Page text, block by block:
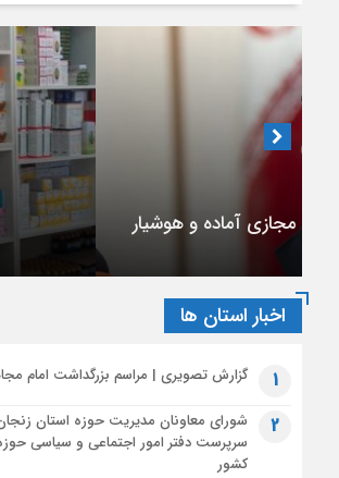
متن کامل پیام آیت‌الله اعرافی مدیر حوزه های
مناسبت فرا رسیدن ماه محرم الحرام
1 ماه قبل
بیانیه آیت‌الله محمود رجبی دربارۀ «مذاکرات
و تفاهم‌نامۀ آتش بس»
تشریح محورهای عملیات تبلیغ محرم توسط
دبیر انجمن داروسازان استان تهران
حال ناخوش داروخانه‌ها در رویارویی
مالی
اخبار استان ها
1 گزارش تصویری | مراسم بزرگداشت امام
2
شورای معاونان مدیریت حوزه استان
سرپرست دفتر امور اجتماعی و سیاسی
کشور